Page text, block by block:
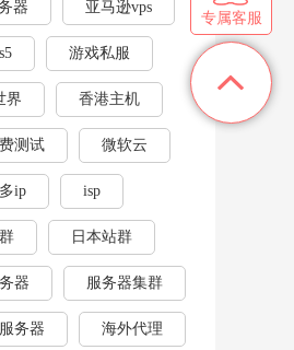
器 亚马逊vps
游戏私服
界 香港主机
测试 微软云
ip isp
日本站群
器 服务器集群
务器 海外代理
专属客服